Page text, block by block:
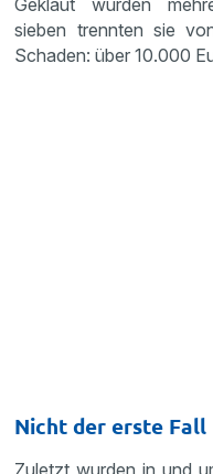
Geklaut wurden
sieben trennten sie
Schaden: über 10.000
Nicht der erste Fall
Zuletzt wurden in und